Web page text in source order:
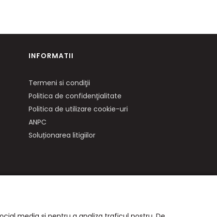
INFORMATII
Termeni si condiţii
Politica de confidenţialitate
Politica de utilizare cookie-uri
ANPC
Soluționarea litigiilor